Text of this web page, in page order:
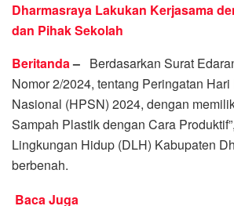
Dharmasraya Lakukan Kerjasama
dan Pihak Sekolah
Beritanda– Berdasarkan Surat
Nomor 2/2024, tentang Peringatan
Nasional (HPSN) 2024, dengan
Sampah Plastik dengan Cara
Lingkungan Hidup (DLH) Kabupaten
berbenah.
Baca Juga